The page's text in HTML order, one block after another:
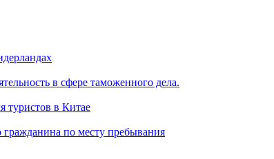
в сфере таможенного дела.
туристов в Китае
гражданина по месту пребывания